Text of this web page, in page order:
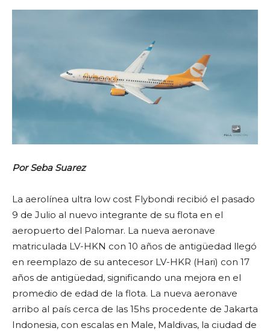
Por Seba Suarez
La aerolínea ultra low cost Flybondi recibió el pasado
9 de Julio al nuevo integrante de su flota en el
aeropuerto del Palomar. La nueva aeronave
matriculada LV-HKN con 10 años de antigüedad llegó
en reemplazo de su antecesor LV-HKR (Hari) con 17
años de antigüedad, significando una mejora en el
promedio de edad de la flota. La nueva aeronave
arribo al país cerca de las 15hs procedente de Jakarta
Indonesia, con escalas en Male, Maldivas, la ciudad de